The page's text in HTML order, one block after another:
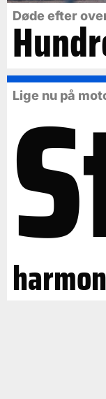
Døde efter
Lige nu på